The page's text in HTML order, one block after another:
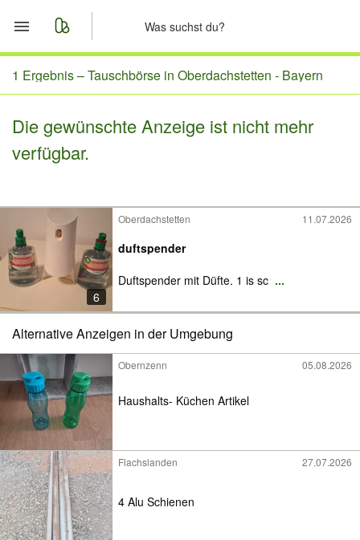
Start
Nachrichten
1 Ergebnis –Tauschbörse in Oberdachstetten - Bayern
Die gewünschte Anzeige ist nicht mehr
verfügbar.
6
Oberdachstetten 11.07.2026
duftspender
Duftspender mit Düfte. 1 is sc ...
Alternative Anzeigen in der Umgebung
Obernzenn 05.08.2026
Haushalts- Küchen Artikel
Flachslanden 27.07.2026
4 Alu Schienen